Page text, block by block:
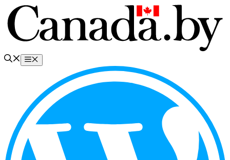
Перейти
содержимому
Меню